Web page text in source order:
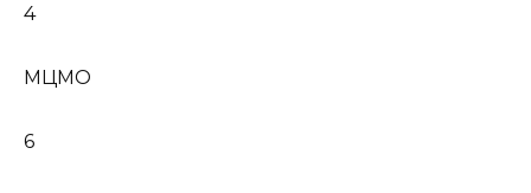
4
МЦМО
6